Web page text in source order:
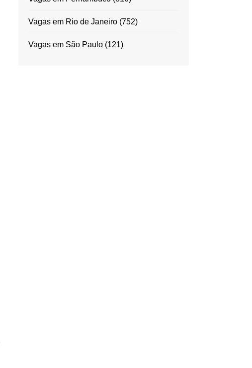
Vagas em Rio de Janeiro(752)
Vagas em São Paulo(121)